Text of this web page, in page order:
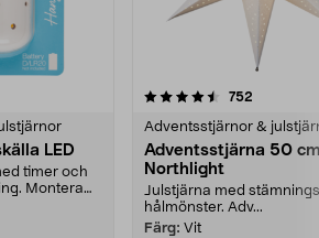
LED
timer och
Montera
752
Adventsstjärnor &
Adventsstjärna 50
Northlight
Julstjärna med
hålmönster. Adv...
Färg: Vit
4.0 av 5 stjärnor